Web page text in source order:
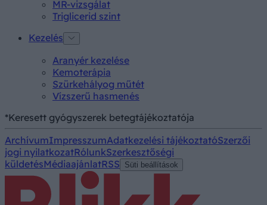
MR-vizsgálat
Triglicerid szint
Kezelés
Aranyér kezelése
Kemoterápia
Szürkehályog műtét
Vízszerű hasmenés
*Keresett gyógyszerek betegtájékoztatója
ArchívumImpresszumAdatkezelési tájékoztatóSzerzői
jogi nyilatkozatRólunkSzerkesztőségi
küldetésMédiaajánlatRSS Süti beállítások